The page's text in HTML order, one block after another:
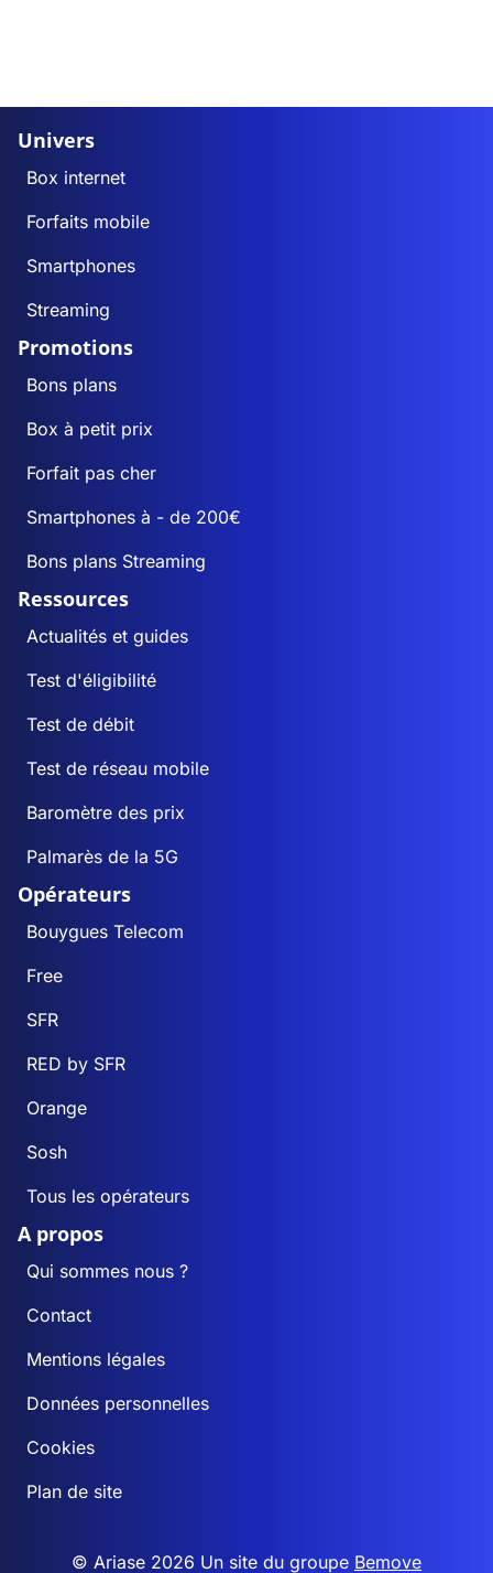
Univers
Box internet
Forfaits mobile
Smartphones
Streaming
Promotions
Bons plans
Box à petit prix
Forfait pas cher
Smartphones à - de 200€
Bons plans Streaming
Ressources
Actualités et guides
Test d'éligibilité
Test de débit
Test de réseau mobile
Baromètre des prix
Palmarès de la 5G
Opérateurs
Bouygues Telecom
Free
SFR
RED by SFR
Orange
Sosh
Tous les opérateurs
A propos
Qui sommes nous ?
Contact
Mentions légales
Données personnelles
Cookies
Plan de site
© Ariase 2026 Un site du groupe Bemove